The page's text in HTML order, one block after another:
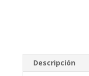
Descripción